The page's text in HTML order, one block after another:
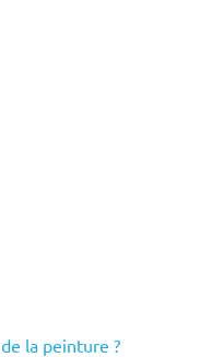
la peinture ?